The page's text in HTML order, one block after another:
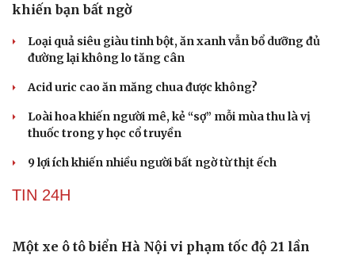
khiến bạn bất ngờ
Loại quả siêu giàu tinh bột, ăn xanh vẫn bổ dưỡng đủ
đường lại không lo tăng cân
Acid uric cao ăn măng chua được không?
Loài hoa khiến người mê, kẻ “sợ” mỗi mùa thu là vị
thuốc trong y học cổ truyền
9 lợi ích khiến nhiều người bất ngờ từ thịt ếch
TIN 24H
Một xe ô tô biển Hà Nội vi phạm tốc độ 21 lần